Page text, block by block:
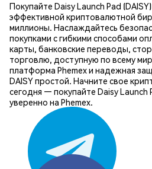
Покупайте Daisy Launch Pad
эффективной криптовалютной
миллионы. Наслаждайтесь
покупками с гибкими способами
карты, банковские переводы,
торговлю, доступную по всему
платформа Phemex и надежная
DAISY простой. Начните свое
сегодня — покупайте Daisy Launch
уверенно на Phemex.